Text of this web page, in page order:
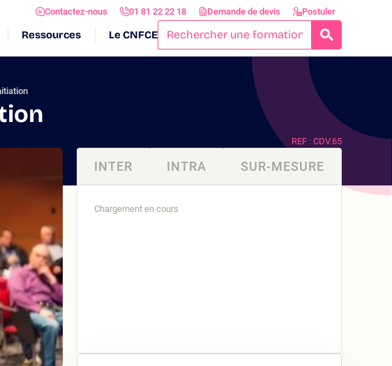
Contactez-nous 01 81 22 22 18 Demande de devis Postuler
Ressources Le CNFCE
REF : CDV.65
INTER INTRA SUR-MESURE